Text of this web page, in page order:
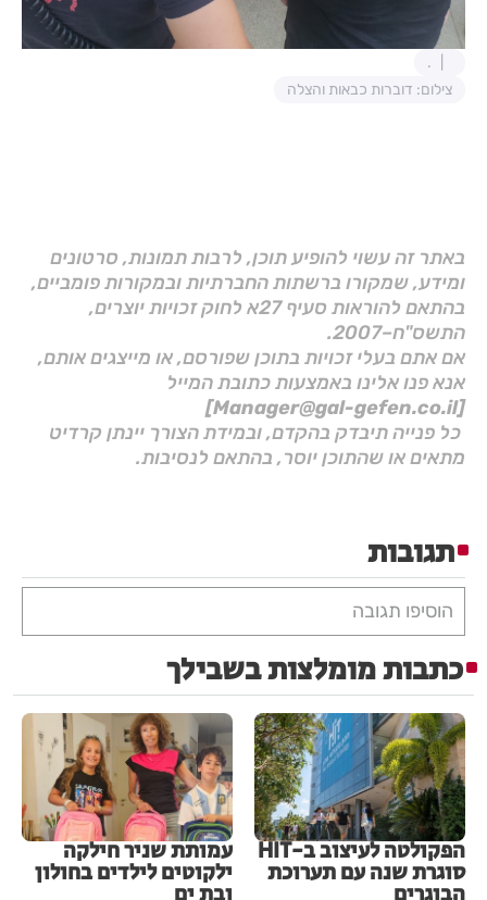
.
צילום: דוברות כבאות והצלה
באתר זה עשוי להופיע תוכן, לרבות תמונות, סרטונים
ומידע, שמקורו ברשתות החברתיות ובמקורות פומביים,
בהתאם להוראות סעיף 27א לחוק זכויות יוצרים,
התשס"ח–2007.
אם אתם בעלי זכויות בתוכן שפורסם, או מייצגים אותם,
אנא פנו אלינו באמצעות כתובת המייל
[Manager@gal-gefen.co.il]
כל פנייה תיבדק בהקדם, ובמידת הצורך יינתן קרדיט
מתאים או שהתוכן יוסר, בהתאם לנסיבות.
תגובות
הוסיפו תגובה
כתבות מומלצות בשבילך
הפקולטה לעיצוב ב-HIT
סוגרת שנה עם תערוכת
עמותת שניר חילקה
ילקוטים לילדים בחולון